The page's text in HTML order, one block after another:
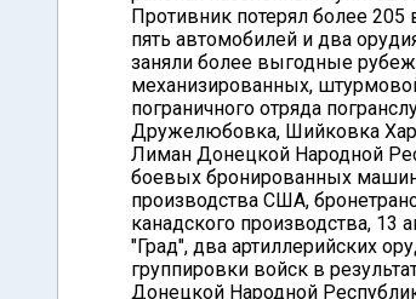
Противник потерял более
пять автомобилей и два
заняли более выгодные
механизированных,
пограничного отряда
Дружелюбовка, Шийковка
Лиман Донецкой Народной
боевых бронированных
производства США,
канадского производства, 13
"Град", два артиллерийских
группировки войск в
Донецкой Народной